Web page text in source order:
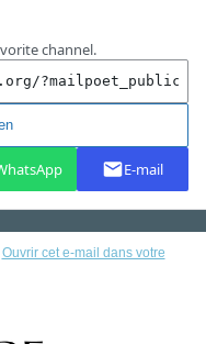
Ouvrir cet e-mail dans votre